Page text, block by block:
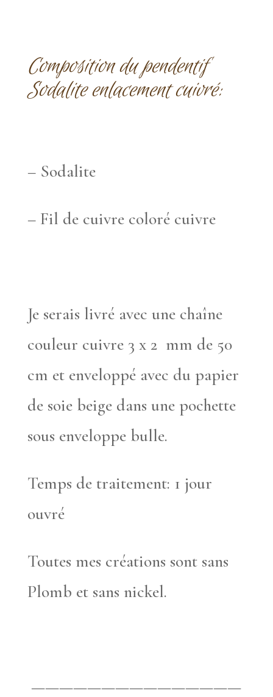
Composition du pendentif
Sodalite enlacement cuivré:
– Sodalite
– Fil de cuivre coloré cuivre
Je serais livré avec une chaîne
couleur cuivre 3 x 2 mm de 50
cm et enveloppé avec du papier
de soie beige dans une pochette
sous enveloppe bulle.
Temps de traitement: 1 jour
ouvré
Toutes mes créations sont sans
Plomb et sans nickel.
———————————————